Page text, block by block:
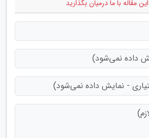
مقاله با ما درمیان بگذارید